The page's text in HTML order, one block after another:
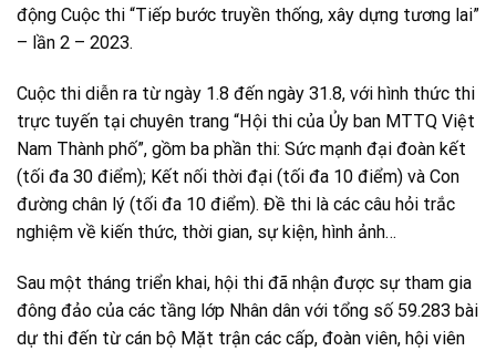
động Cuộc thi “Tiếp bước truyền thống, xây dựng tương lai”
– lần 2 – 2023.
Cuộc thi diễn ra từ ngày 1.8 đến ngày 31.8, với hình thức thi
trực tuyến tại chuyên trang “Hội thi của Ủy ban MTTQ Việt
Nam Thành phố”, gồm ba phần thi: Sức mạnh đại đoàn kết
(tối đa 30 điểm); Kết nối thời đại (tối đa 10 điểm) và Con
đường chân lý (tối đa 10 điểm). Đề thi là các câu hỏi trắc
nghiệm về kiến thức, thời gian, sự kiện, hình ảnh…
Sau một tháng triển khai, hội thi đã nhận được sự tham gia
đông đảo của các tầng lớp Nhân dân với tổng số 59.283 bài
dự thi đến từ cán bộ Mặt trận các cấp, đoàn viên, hội viên